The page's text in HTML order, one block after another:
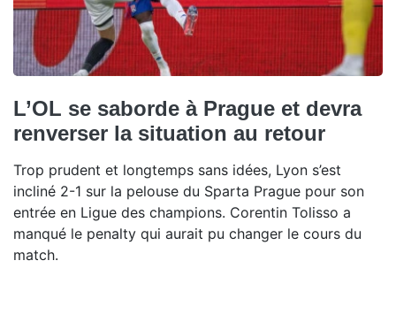
L’OL se saborde à Prague et devra
renverser la situation au retour
Trop prudent et longtemps sans idées, Lyon s’est
incliné 2-1 sur la pelouse du Sparta Prague pour son
entrée en Ligue des champions. Corentin Tolisso a
manqué le penalty qui aurait pu changer le cours du
match.